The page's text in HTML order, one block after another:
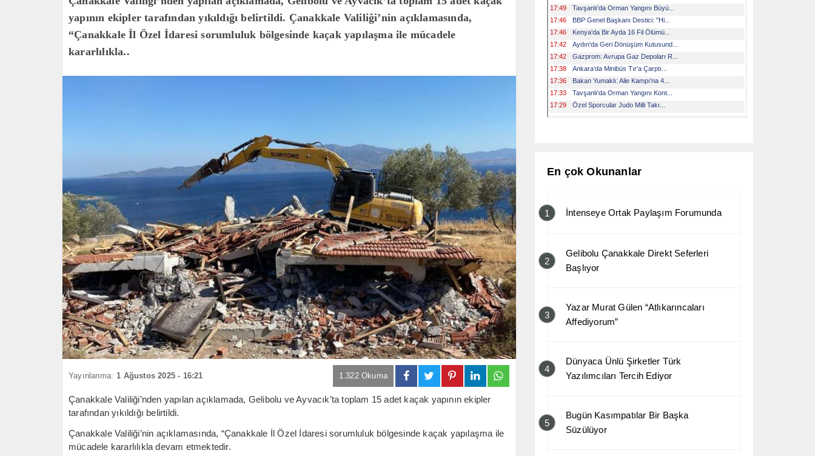
yapının ekipler tarafından yıkıldığı belirtildi. Çanakkale Valiliği’nin açıklamasında,
“Çanakkale İl Özel İdaresi sorumluluk bölgesinde kaçak yapılaşma ile mücadele
kararlılıkla..
Yayınlanma: 1 Ağustos 2025 - 16:21 1.322 Okuma
Çanakkale Valiliği’nden yapılan açıklamada, Gelibolu ve Ayvacık’ta toplam 15 adet kaçak yapının ekipler
tarafından yıkıldığı belirtildi.
Çanakkale Valiliği’nin açıklamasında, “Çanakkale İl Özel İdaresi sorumluluk bölgesinde kaçak yapılaşma ile
mücadele kararlılıkla devam etmektedir.
En çok Okunanlar
1 İntenseye Ortak Paylaşım Forumunda
2
Gelibolu Çanakkale Direkt Seferleri
Başlıyor
3
Yazar Murat Gülen “Atlıkarıncaları
Affediyorum”
4
Dünyaca Ünlü Şirketler Türk
Yazılımcıları Tercih Ediyor
5
Bugün Kasımpatılar Bir Başka
Süzülüyor